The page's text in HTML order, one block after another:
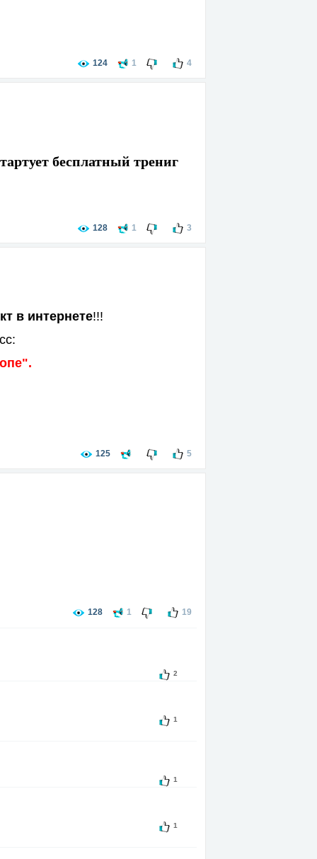
124 1 4
бесплатный трениг
128 1 3
в интернете!!!
125 5
128 1 19
2
1
1
1